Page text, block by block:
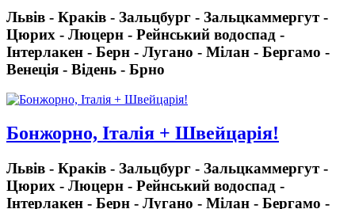
Львів - Краків - Зальцбург - Зальцкаммергут -
Цюрих - Люцерн - Рейнський водоспад -
Інтерлакен - Берн - Лугано - Мілан - Бергамо -
Венеція - Відень - Брно
Бонжорно, Італія + Швейцарія!
Львів - Краків - Зальцбург - Зальцкаммергут -
Цюрих - Люцерн - Рейнський водоспад -
Інтерлакен - Берн - Лугано - Мілан - Бергамо -